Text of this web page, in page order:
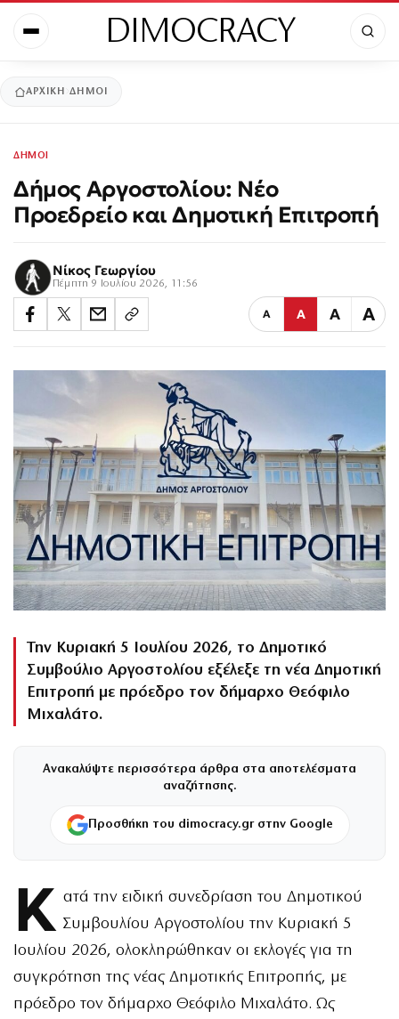
DIMOCRACY
ΑΡΧΙΚΉ ΔΗΜΟΙ
ΔΗΜΟΙ
Δήμος Αργοστολίου: Νέο
Προεδρείο και Δημοτική Επιτροπή
Νίκος Γεωργίου
Πέμπτη 9 Ιουλίου 2026, 11:56
Α Α Α Α
Την Κυριακή 5 Ιουλίου 2026, το Δημοτικό
Συμβούλιο Αργοστολίου εξέλεξε τη νέα Δημοτική
Επιτροπή με πρόεδρο τον δήμαρχο Θεόφιλο
Μιχαλάτο.
Ανακαλύψτε περισσότερα άρθρα στα αποτελέσματα
αναζήτησης.
Προσθήκη του dimocracy.gr στην Google
Κ ατά την ειδική συνεδρίαση του Δημοτικού
Συμβουλίου Αργοστολίου την Κυριακή 5
Ιουλίου 2026, ολοκληρώθηκαν οι εκλογές για τη
συγκρότηση της νέας Δημοτικής Επιτροπής, με
πρόεδρο τον δήμαρχο Θεόφιλο Μιχαλάτο. Ως